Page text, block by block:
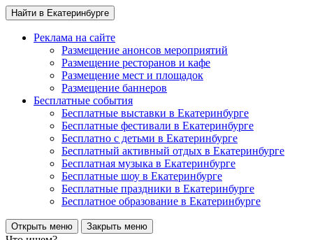
Найти в Екатеринбурге
Реклама на сайте
Размещение анонсов мероприятий
Размещение ресторанов и кафе
Размещение мест и площадок
Размещение баннеров
Бесплатные события
Бесплатные выставки в Екатеринбурге
Бесплатные фестивали в Екатеринбурге
Бесплатно с детьми в Екатеринбурге
Бесплатный активный отдых в Екатеринбурге
Бесплатная музыка в Екатеринбурге
Бесплатные шоу в Екатеринбурге
Бесплатные праздники в Екатеринбурге
Бесплатное образование в Екатеринбурге
Открыть меню Закрыть меню